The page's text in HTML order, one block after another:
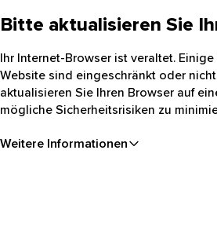
Bitte aktualisieren Sie
Ihr Internet-Browser ist veraltet.
Website sind eingeschränkt oder
aktualisieren Sie Ihren Browser auf
mögliche Sicherheitsrisiken zu
Weitere Informationen